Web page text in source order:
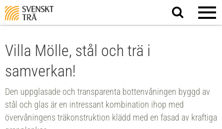
Sök
på
Villa Mölle, stål och trä i
samverkan!
Den uppglasade och transparenta bottenvåningen byggd av
stål och glas är en intressant kombination ihop med
övervåningens träkonstruktion klädd med en fasad av kraftiga